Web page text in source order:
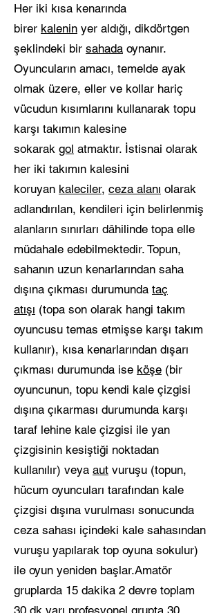
Her iki kısa kenarında
birer kalenin yer aldığı, dikdörtgen
şeklindeki bir sahada oynanır.
Oyuncuların amacı, temelde ayak
olmak üzere, eller ve kollar hariç
vücudun kısımlarını kullanarak topu
karşı takımın kalesine
sokarak gol atmaktır. İstisnai olarak
her iki takımın kalesini
koruyan kaleciler, ceza alanı olarak
adlandırılan, kendileri için belirlenmiş
alanların sınırları dâhilinde topa elle
müdahale edebilmektedir. Topun,
sahanın uzun kenarlarından saha
dışına çıkması durumunda taç
atışı (topa son olarak hangi takım
oyuncusu temas etmişse karşı takım
kullanır), kısa kenarlarından dışarı
çıkması durumunda ise köşe (bir
oyuncunun, topu kendi kale çizgisi
dışına çıkarması durumunda karşı
taraf lehine kale çizgisi ile yan
çizgisinin kesiştiği noktadan
kullanılır) veya aut vuruşu (topun,
hücum oyuncuları tarafından kale
çizgisi dışına vurulması sonucunda
ceza sahası içindeki kale sahasından
vuruşu yapılarak top oyuna sokulur)
ile oyun yeniden başlar.Amatör
gruplarda 15 dakika 2 devre toplam
30 dk yarı profesyonel grupta 30